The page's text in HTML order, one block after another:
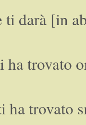
darà [in
ha trovato
ha trovato